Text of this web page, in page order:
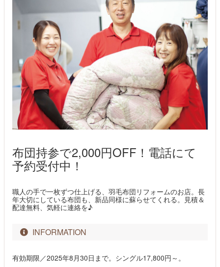
布団持参で2,000円OFF！電話にて
予約受付中！
職人の手で一枚ずつ仕上げる、羽毛布団リフォームのお店。長
年大切にしている布団も、新品同様に蘇らせてくれる。見積＆
配達無料、気軽に連絡を♪
INFORMATION
有効期限／2025年8月30日まで。シングル17,800円～。